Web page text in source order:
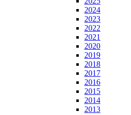
2024
2023
2022
2021
2020
2019
2018
2017
2016
2015
2014
2013